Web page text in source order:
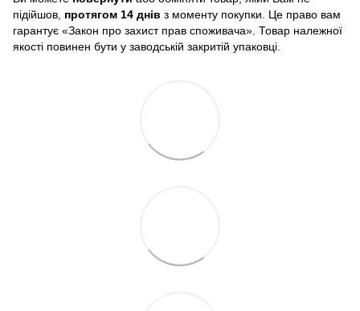
підійшов, протягом 14 днів з моменту покупки. Це право вам
гарантує «Закон про захист прав споживача». Товар належної
якості повинен бути у заводській закритій упаковці.